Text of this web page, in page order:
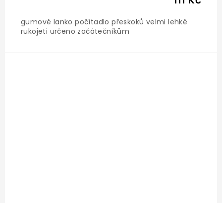
gumové lanko počítadlo přeskoků velmi lehké
rukojeti určeno začátečníkům